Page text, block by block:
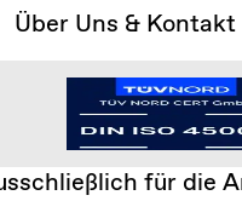
Über Uns & Kontakt
für die